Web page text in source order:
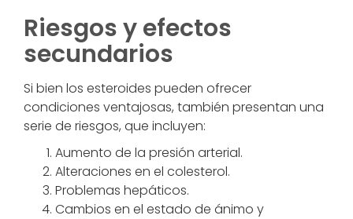
Riesgos y efectos
secundarios
Si bien los esteroides pueden ofrecer
condiciones ventajosas, también presentan una
serie de riesgos, que incluyen:
Aumento de la presión arterial.
Alteraciones en el colesterol.
Problemas hepáticos.
Cambios en el estado de ánimo y